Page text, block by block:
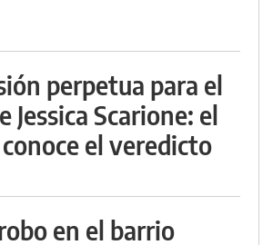
perpetua para el
Jessica Scarione: el
el veredicto
en el barrio